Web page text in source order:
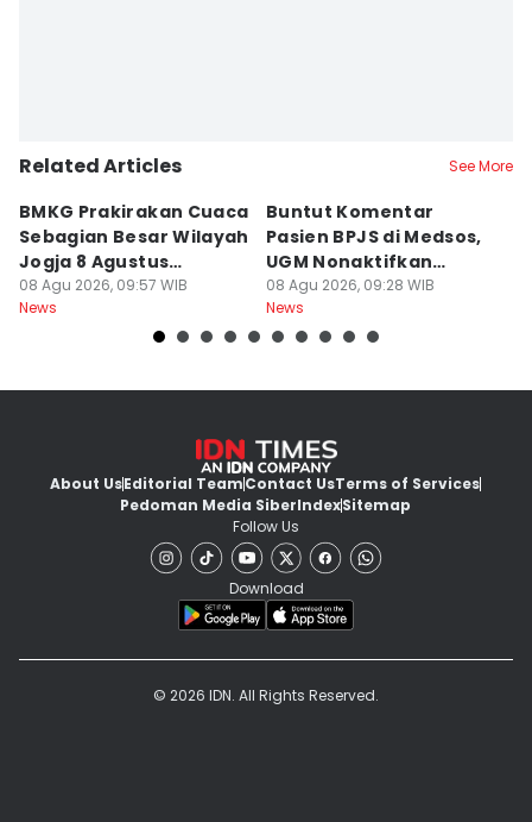
Related Articles See More
BMKG Prakirakan Cuaca
Sebagian Besar Wilayah
Jogja 8 Agustus
Berawan
08 Agu 2026, 09:57 WIB
News
Buntut Komentar
Pasien BPJS di Medsos,
UGM Nonaktifkan
Dokter PPDS
08 Agu 2026, 09:28 WIB
News
About UsEditorial TeamContact UsTerms of Services
Pedoman Media SiberIndexSitemap
Follow Us
Download
© 2026 IDN. All Rights Reserved.